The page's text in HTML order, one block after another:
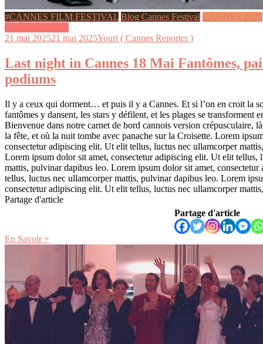
#CANNES FILM FESTIVAL Blog Cannes Festival CANNES 2025
ÉVÉNEMENTS
21 mai 202521 mai 2025Youri ( Cannes Reporter )
Last night in Cannes 18 Mai Fantômes,
podiums
Il y a ceux qui dorment… et puis il y a Cannes. Et si l’on en croit la
fantômes y dansent, les stars y défilent, et les plages se transforment
Bienvenue dans notre carnet de bord cannois version crépusculaire,
la fête, et où la nuit tombe avec panache sur la Croisette. Lorem
consectetur adipiscing elit. Ut elit tellus, luctus nec ullamcorper
Lorem ipsum dolor sit amet, consectetur adipiscing elit. Ut elit tellus,
mattis, pulvinar dapibus leo. Lorem ipsum dolor sit amet,
tellus, luctus nec ullamcorper mattis, pulvinar dapibus leo. Lorem
consectetur adipiscing elit. Ut elit tellus, luctus nec ullamcorper
Partage d'article
Partage d'article
En Savoir +